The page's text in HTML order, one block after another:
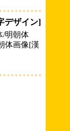
デザイン]
/明朝体